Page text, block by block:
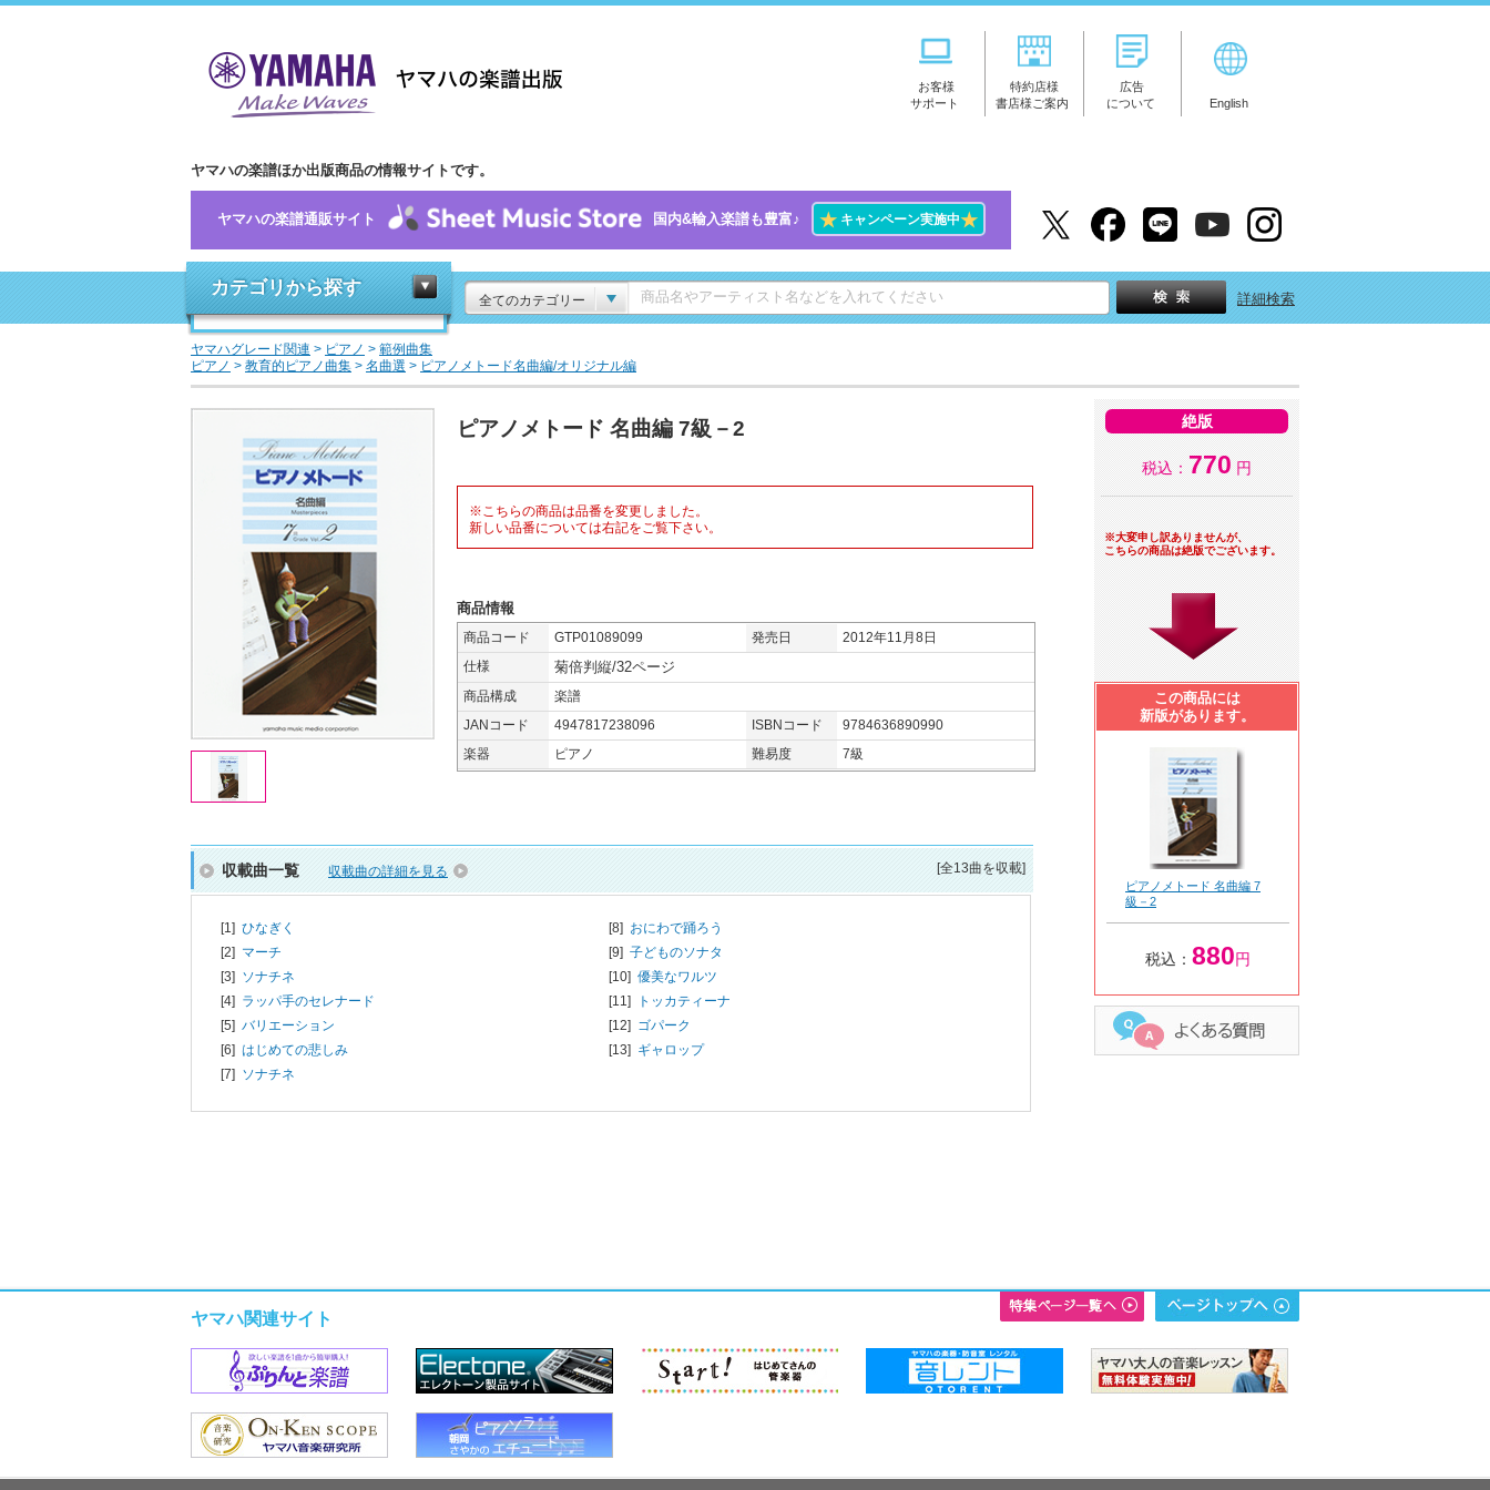
お客様
サポート
特約店様
書店様ご案内
広告
について
English
ヤマハの楽譜ほか出版商品の情報サイトです。
ヤマハの楽譜通販サイト 国内&輸入楽譜も豊富♪ ★キャンペーン実施中★
カテゴリから探す
全てのカテゴリー 詳細検索
ヤマハグレード関連 > ピアノ > 範例曲集
ピアノ > 教育的ピアノ曲集 > 名曲選 > ピアノメトード名曲編/オリジナル編
ピアノメトード 名曲編 7級－2
※こちらの商品は品番を変更しました。
新しい品番については右記をご覧下さい。
商品情報
商品コード GTP01089099 発売日
2012年11月8日
仕様
菊倍判縦/32ページ
商品構成
楽譜
JANコード
4947817238096 ISBNコード
9784636890990
楽器
ピアノ 難易度 7級
収載曲一覧 収載曲の詳細を見る [全13曲を収載]
[1] ひなぎく
[2] マーチ
[3] ソナチネ
[4] ラッパ手のセレナード
[5] バリエーション
[6] はじめての悲しみ
[7] ソナチネ
[8] おにわで踊ろう
[9] 子どものソナタ
[10] 優美なワルツ
[11]
トッカティーナ
[12] ゴパーク
[13] ギャロップ
絶版
税込： 770 円
※大変申し訳ありませんが、
こちらの商品は絶版でございます。
この商品には
新版があります。
ピアノメトード 名曲編 7
級－2
税込： 880円
ヤマハ関連サイト